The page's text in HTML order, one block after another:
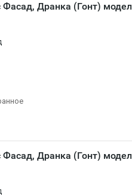
Фасад, Дранка (Гонт)
Фасад, Дранка (Гонт)